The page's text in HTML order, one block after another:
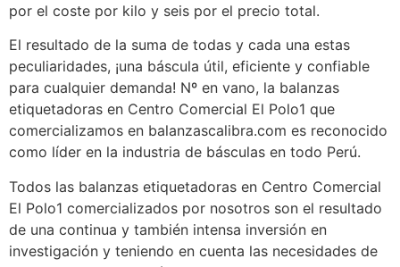
por el coste por kilo y seis por el precio total.
El resultado de la suma de todas y cada una estas
peculiaridades, ¡una báscula útil, eficiente y confiable
para cualquier demanda! Nº en vano, la balanzas
etiquetadoras en Centro Comercial El Polo1 que
comercializamos en balanzascalibra.com es reconocido
como líder en la industria de básculas en todo Perú.
Todos las balanzas etiquetadoras en Centro Comercial
El Polo1 comercializados por nosotros son el resultado
de una continua y también intensa inversión en
investigación y teniendo en cuenta las necesidades de